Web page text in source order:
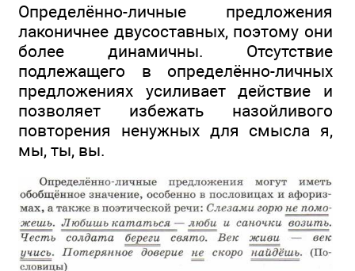
Определённо-личные предложения
лаконичнее двусоставных, поэтому они
более динамичны. Отсутствие
подлежащего в определённо-личных
предложениях усиливает действие и
позволяет избежать назойливого
повторения ненужных для смысла я,
мы, ты, вы.